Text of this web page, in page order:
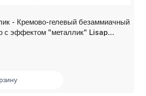
- Кремово-гелевый безаммиачный
с эффектом "металлик" Lisap